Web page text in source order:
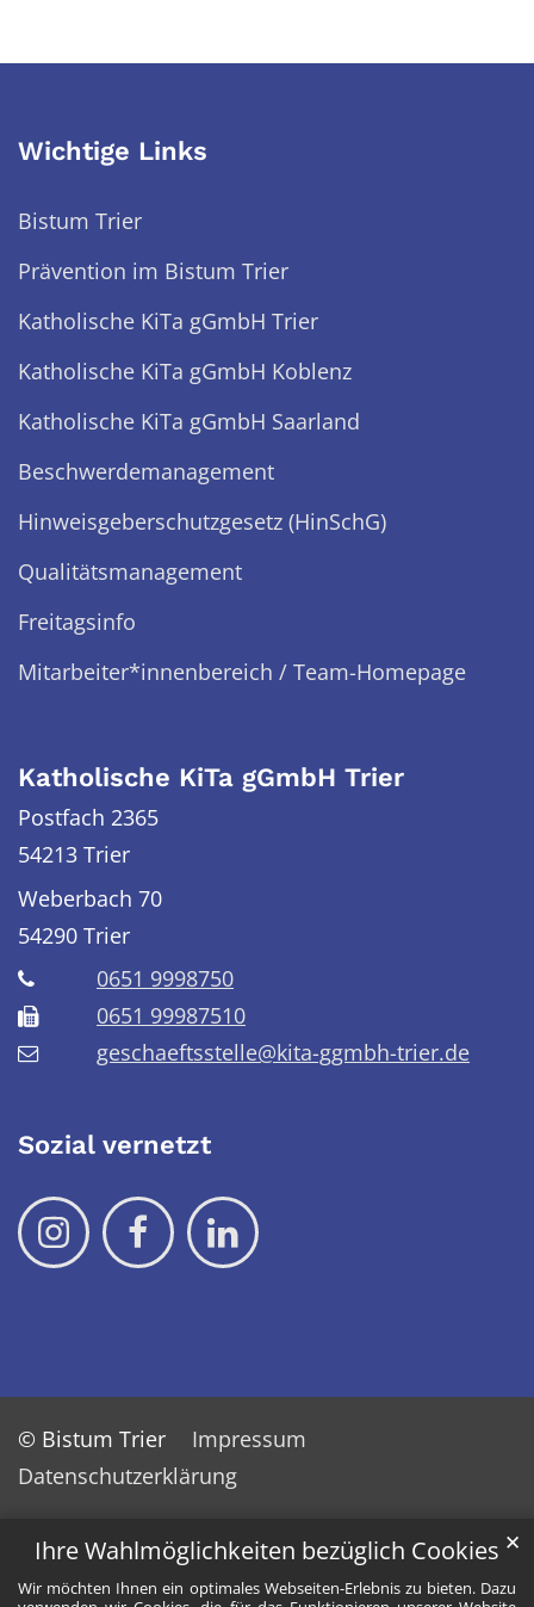
Ihre Wahlmöglichkeiten bezüglich Cookies
Wir möchten Ihnen ein optimales Webseiten-Erlebnis zu bieten. Dazu
✕
Wichtige Links
Bistum Trier
Prävention im Bistum Trier
Katholische KiTa gGmbH Trier
Katholische KiTa gGmbH Koblenz
Katholische KiTa gGmbH Saarland
Beschwerdemanagement
Hinweisgeberschutzgesetz (HinSchG)
Qualitätsmanagement
Freitagsinfo
Mitarbeiter*innenbereich / Team-Homepage
Katholische KiTa gGmbH Trier
Postfach 2365
54213 Trier
Weberbach 70
54290 Trier
0651 9998750
0651 99987510
geschaeftsstelle@kita-ggmbh-trier.de
Sozial vernetzt
© Bistum Trier
Impressum
Datenschutzerklärung